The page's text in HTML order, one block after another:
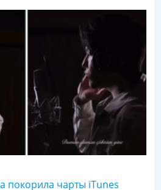
покорила чарты iTunes